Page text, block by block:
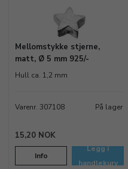
Mellomstykke stjerne,
matt, Ø 5 mm 925/-
Hull ca. 1,2 mm
Varenr. 307108 På lager
15,20 NOK
Info
Legg i
handlekurv